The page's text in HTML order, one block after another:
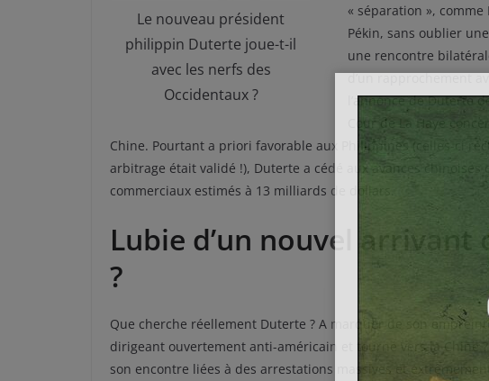
Le nouveau président
philippin Duterte joue-t-il
avec les nerfs des
Occidentaux ?
« séparation », comme
Pékin, sans oublier
une rencontre
d’un rapprochement
l’annonce de Duterte
Cour de La Haye
Chine. Pourtant a priori favorable aux Philippines (celles-ci
arbitrage était validé !), Duterte a cédé aux avances
commerciaux estimés à 13 milliards de dollars.
Lubie d’un nouvel arrivant
?
Que cherche réellement Duterte ? A marquer de son
dirigeant ouvertement anti-américain et tourné vers la Chine
son encontre liées à des arrestations massives et